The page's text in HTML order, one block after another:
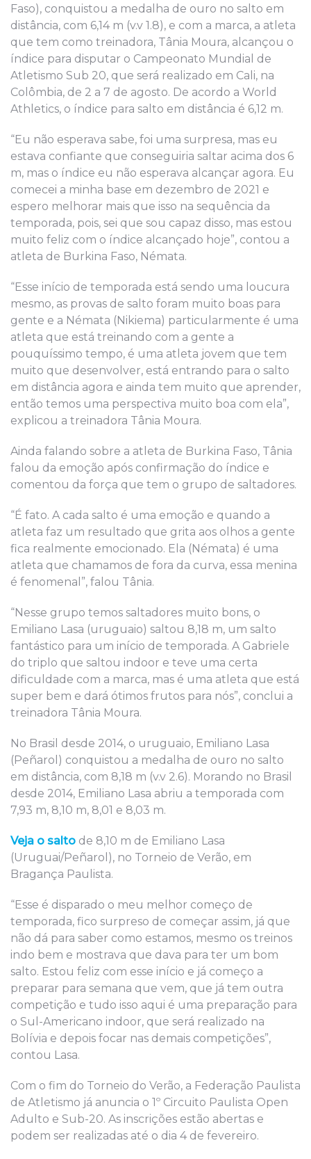
Faso), conquistou a medalha de ouro no salto em
distância, com 6,14 m (v.v 1.8), e com a marca, a atleta
que tem como treinadora, Tânia Moura, alcançou o
índice para disputar o Campeonato Mundial de
Atletismo Sub 20, que será realizado em Cali, na
Colômbia, de 2 a 7 de agosto. De acordo a World
Athletics, o índice para salto em distância é 6,12 m.
“Eu não esperava sabe, foi uma surpresa, mas eu
estava confiante que conseguiria saltar acima dos 6
m, mas o índice eu não esperava alcançar agora. Eu
comecei a minha base em dezembro de 2021 e
espero melhorar mais que isso na sequência da
temporada, pois, sei que sou capaz disso, mas estou
muito feliz com o índice alcançado hoje”, contou a
atleta de Burkina Faso, Némata.
“Esse início de temporada está sendo uma loucura
mesmo, as provas de salto foram muito boas para
gente e a Némata (Nikiema) particularmente é uma
atleta que está treinando com a gente a
pouquíssimo tempo, é uma atleta jovem que tem
muito que desenvolver, está entrando para o salto
em distância agora e ainda tem muito que aprender,
então temos uma perspectiva muito boa com ela”,
explicou a treinadora Tânia Moura.
Ainda falando sobre a atleta de Burkina Faso, Tânia
falou da emoção após confirmação do índice e
comentou da força que tem o grupo de saltadores.
“É fato. A cada salto é uma emoção e quando a
atleta faz um resultado que grita aos olhos a gente
fica realmente emocionado. Ela (Némata) é uma
atleta que chamamos de fora da curva, essa menina
é fenomenal”, falou Tânia.
“Nesse grupo temos saltadores muito bons, o
Emiliano Lasa (uruguaio) saltou 8,18 m, um salto
fantástico para um início de temporada. A Gabriele
do triplo que saltou indoor e teve uma certa
dificuldade com a marca, mas é uma atleta que está
super bem e dará ótimos frutos para nós”, conclui a
treinadora Tânia Moura.
No Brasil desde 2014, o uruguaio, Emiliano Lasa
(Peñarol) conquistou a medalha de ouro no salto
em distância, com 8,18 m (v.v 2.6). Morando no Brasil
desde 2014, Emiliano Lasa abriu a temporada com
7,93 m, 8,10 m, 8,01 e 8,03 m.
Veja o salto de 8,10 m de Emiliano Lasa
(Uruguai/Peñarol), no Torneio de Verão, em
Bragança Paulista.
“Esse é disparado o meu melhor começo de
temporada, fico surpreso de começar assim, já que
não dá para saber como estamos, mesmo os treinos
indo bem e mostrava que dava para ter um bom
salto. Estou feliz com esse início e já começo a
preparar para semana que vem, que já tem outra
competição e tudo isso aqui é uma preparação para
o Sul-Americano indoor, que será realizado na
Bolívia e depois focar nas demais competições”,
contou Lasa.
Com o fim do Torneio do Verão, a Federação Paulista
de Atletismo já anuncia o 1º Circuito Paulista Open
Adulto e Sub-20. As inscrições estão abertas e
podem ser realizadas até o dia 4 de fevereiro.